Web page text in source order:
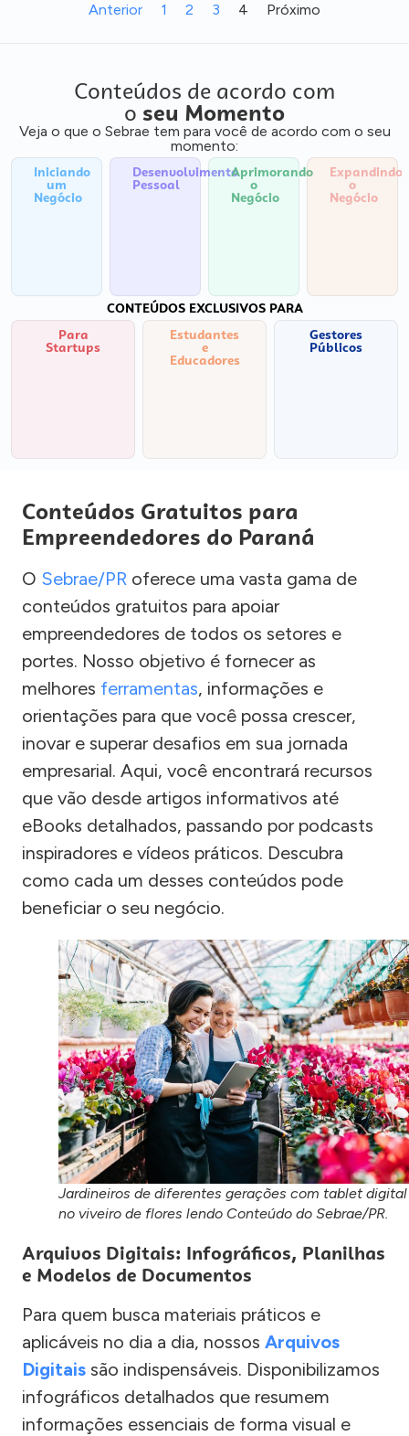
Anterior 1 2 3 4 Próximo
Conteúdos de acordo com
o seu Momento
Veja o que o Sebrae tem para você de acordo com o seu
momento:
Iniciando
um
Negócio
Desenvolvimento
Pessoal
Aprimorando
o
Negócio
Expandindo
o
Negócio
CONTEÚDOS EXCLUSIVOS PARA
Para
Startups
Estudantes
e
Educadores
Gestores
Públicos
Conteúdos Gratuitos para
Empreendedores do Paraná
O Sebrae/PR oferece uma vasta gama de
conteúdos gratuitos para apoiar
empreendedores de todos os setores e
portes. Nosso objetivo é fornecer as
melhores ferramentas, informações e
orientações para que você possa crescer,
inovar e superar desafios em sua jornada
empresarial. Aqui, você encontrará recursos
que vão desde artigos informativos até
eBooks detalhados, passando por podcasts
inspiradores e vídeos práticos. Descubra
como cada um desses conteúdos pode
beneficiar o seu negócio.
Jardineiros de diferentes gerações com tablet digital
no viveiro de flores lendo Conteúdo do Sebrae/PR.
Arquivos Digitais: Infográficos, Planilhas
e Modelos de Documentos
Para quem busca materiais práticos e
aplicáveis no dia a dia, nossos Arquivos
Digitais são indispensáveis. Disponibilizamos
infográficos detalhados que resumem
informações essenciais de forma visual e